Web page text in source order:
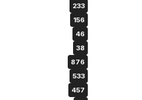
233
156
46
38
876
533
457